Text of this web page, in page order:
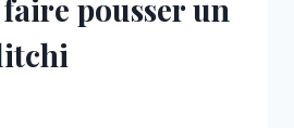
pousser un